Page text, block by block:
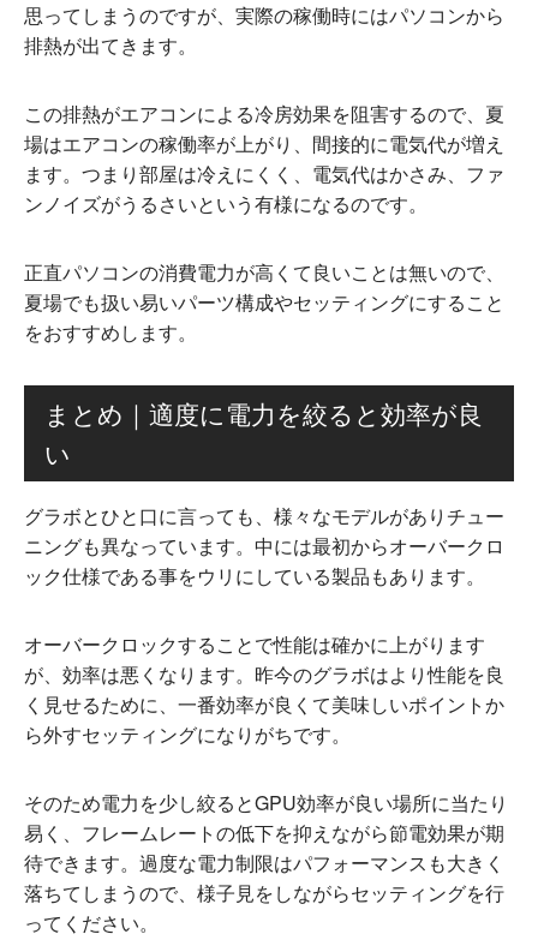
思ってしまうのですが、実際の稼働時にはパソコンから
排熱が出てきます。
この排熱がエアコンによる冷房効果を阻害するので、夏
場はエアコンの稼働率が上がり、間接的に電気代が増え
ます。つまり部屋は冷えにくく、電気代はかさみ、ファ
ンノイズがうるさいという有様になるのです。
正直パソコンの消費電力が高くて良いことは無いので、
夏場でも扱い易いパーツ構成やセッティングにすること
をおすすめします。
まとめ｜適度に電力を絞ると効率が良
い
グラボとひと口に言っても、様々なモデルがありチュー
ニングも異なっています。中には最初からオーバークロ
ック仕様である事をウリにしている製品もあります。
オーバークロックすることで性能は確かに上がります
が、効率は悪くなります。昨今のグラボはより性能を良
く見せるために、一番効率が良くて美味しいポイントか
ら外すセッティングになりがちです。
そのため電力を少し絞るとGPU効率が良い場所に当たり
易く、フレームレートの低下を抑えながら節電効果が期
待できます。過度な電力制限はパフォーマンスも大きく
落ちてしまうので、様子見をしながらセッティングを行
ってください。